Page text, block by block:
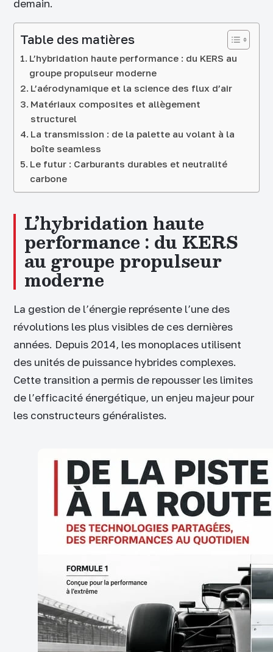
demain.
Table des matières
L’hybridation haute performance : du KERS au
groupe propulseur moderne
L’aérodynamique et la science des flux d’air
Matériaux composites et allègement
structurel
La transmission : de la palette au volant à la
boîte seamless
Le futur : Carburants durables et neutralité
carbone
L’hybridation haute
performance : du KERS
au groupe propulseur
moderne
La gestion de l’énergie représente l’une des
révolutions les plus visibles de ces dernières
années. Depuis 2014, les monoplaces utilisent
des unités de puissance hybrides complexes.
Cette transition a permis de repousser les limites
de l’efficacité énergétique, un enjeu majeur pour
les constructeurs généralistes.